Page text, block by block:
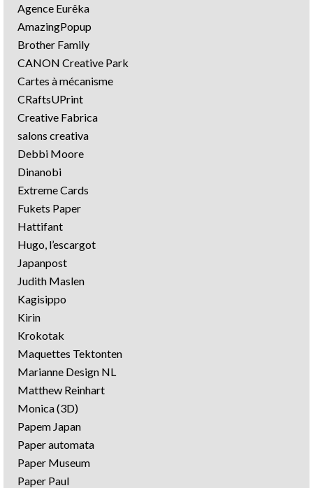
Agence Eurêka
AmazingPopup
Brother Family
CANON Creative Park
Cartes à mécanisme
CRaftsUPrint
Creative Fabrica
salons creativa
Debbi Moore
Dinanobi
Extreme Cards
Fukets Paper
Hattifant
Hugo, l’escargot
Japanpost
Judith Maslen
Kagisippo
Kirin
Krokotak
Maquettes Tektonten
Marianne Design NL
Matthew Reinhart
Monica (3D)
Papem Japan
Paper automata
Paper Museum
Paper Paul